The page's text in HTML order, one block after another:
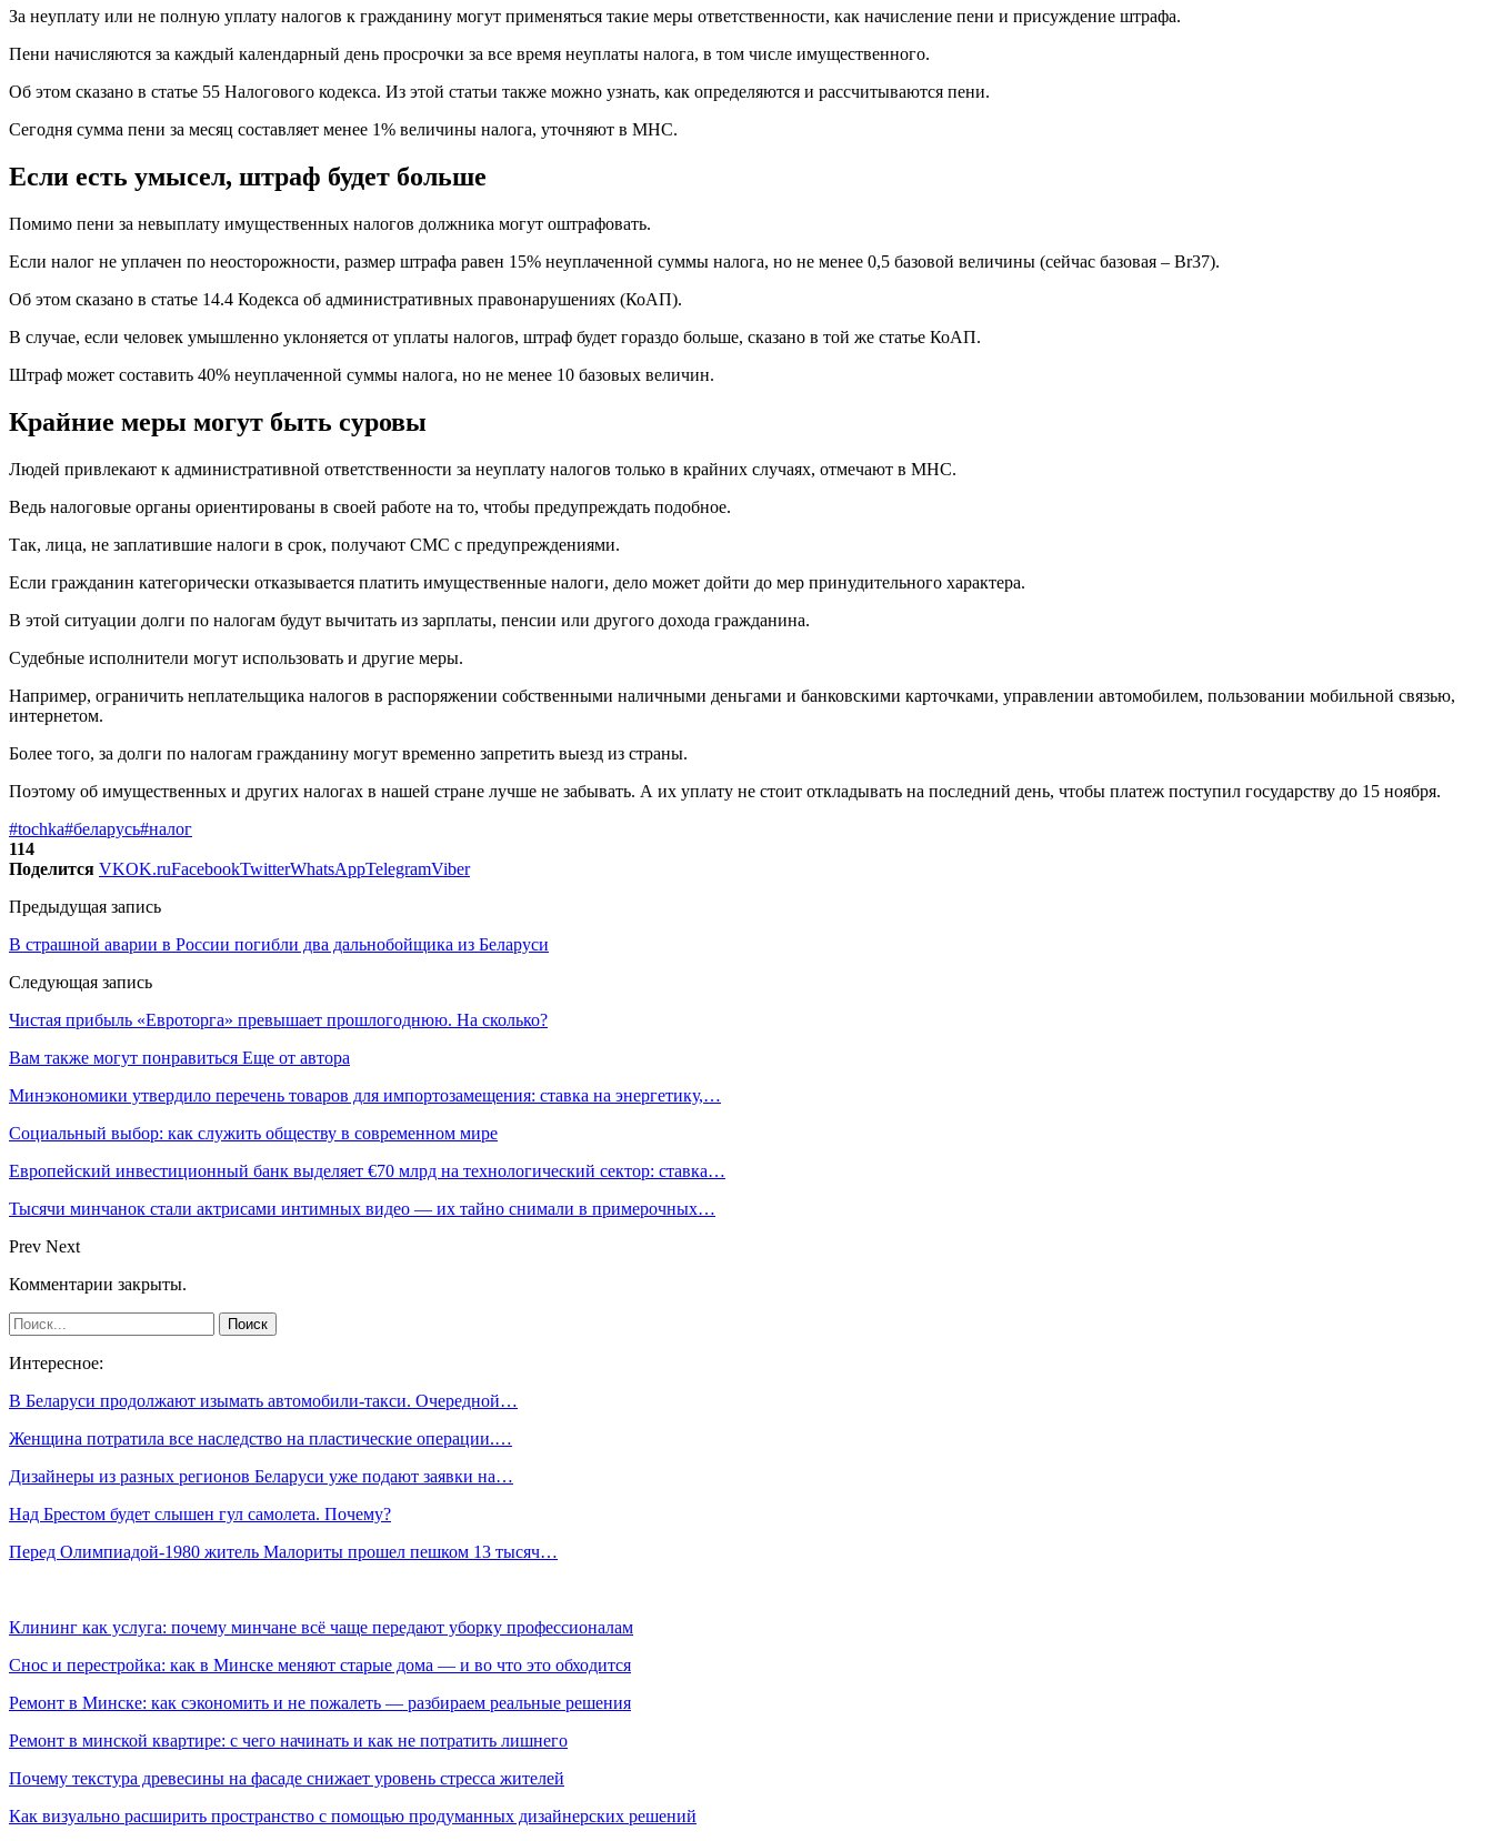
За неуплату или не полную уплату налогов к гражданину могут применяться такие меры ответственности, как начисление пени и присуждение штрафа.
Пени начисляются за каждый календарный день просрочки за все время неуплаты налога, в том числе имущественного.
Об этом сказано в статье 55 Налогового кодекса. Из этой статьи также можно узнать, как определяются и рассчитываются пени.
Сегодня сумма пени за месяц составляет менее 1% величины налога, уточняют в МНС.
Если есть умысел, штраф будет больше
Помимо пени за невыплату имущественных налогов должника могут оштрафовать.
Если налог не уплачен по неосторожности, размер штрафа равен 15% неуплаченной суммы налога, но не менее 0,5 базовой величины (сейчас базовая – Br37).
Об этом сказано в статье 14.4 Кодекса об административных правонарушениях (КоАП).
В случае, если человек умышленно уклоняется от уплаты налогов, штраф будет гораздо больше, сказано в той же статье КоАП.
Штраф может составить 40% неуплаченной суммы налога, но не менее 10 базовых величин.
Крайние меры могут быть суровы
Людей привлекают к административной ответственности за неуплату налогов только в крайних случаях, отмечают в МНС.
Ведь налоговые органы ориентированы в своей работе на то, чтобы предупреждать подобное.
Так, лица, не заплатившие налоги в срок, получают СМС с предупреждениями.
Если гражданин категорически отказывается платить имущественные налоги, дело может дойти до мер принудительного характера.
В этой ситуации долги по налогам будут вычитать из зарплаты, пенсии или другого дохода гражданина.
Судебные исполнители могут использовать и другие меры.
Например, ограничить неплательщика налогов в распоряжении собственными наличными деньгами и банковскими карточками, управлении автомобилем, пользовании мобильной связью,
интернетом.
Более того, за долги по налогам гражданину могут временно запретить выезд из страны.
Поэтому об имущественных и других налогах в нашей стране лучше не забывать. А их уплату не стоит откладывать на последний день, чтобы платеж поступил государству до 15 ноября.
#tochka#беларусь#налог
114
Поделится VKOK.ruFacebookTwitterWhatsAppTelegramViber
Предыдущая запись
В страшной аварии в России погибли два дальнобойщика из Беларуси
Следующая запись
Чистая прибыль «Евроторга» превышает прошлогоднюю. На сколько?
Вам также могут понравиться Еще от автора
Минэкономики утвердило перечень товаров для импортозамещения: ставка на энергетику,…
Социальный выбор: как служить обществу в современном мире
Европейский инвестиционный банк выделяет €70 млрд на технологический сектор: ставка…
Тысячи минчанок стали актрисами интимных видео — их тайно снимали в примерочных…
Prev Next
Комментарии закрыты.
Интересное:
В Беларуси продолжают изымать автомобили-такси. Очередной…
Женщина потратила все наследство на пластические операции.…
Дизайнеры из разных регионов Беларуси уже подают заявки на…
Над Брестом будет слышен гул самолета. Почему?
Перед Олимпиадой-1980 житель Малориты прошел пешком 13 тысяч…
Клининг как услуга: почему минчане всё чаще передают уборку профессионалам
Снос и перестройка: как в Минске меняют старые дома — и во что это обходится
Ремонт в Минске: как сэкономить и не пожалеть — разбираем реальные решения
Ремонт в минской квартире: с чего начинать и как не потратить лишнего
Почему текстура древесины на фасаде снижает уровень стресса жителей
Как визуально расширить пространство с помощью продуманных дизайнерских решений